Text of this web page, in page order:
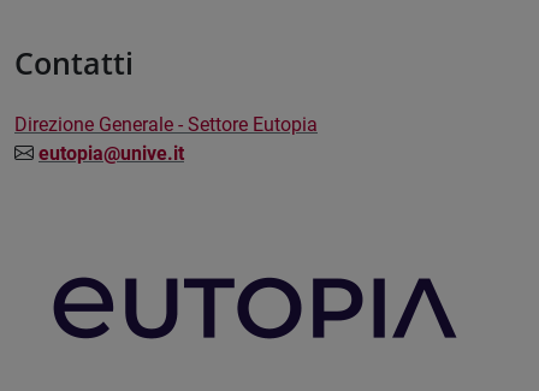
Contatti
Direzione Generale - Settore Eutopia
eutopia@unive.it